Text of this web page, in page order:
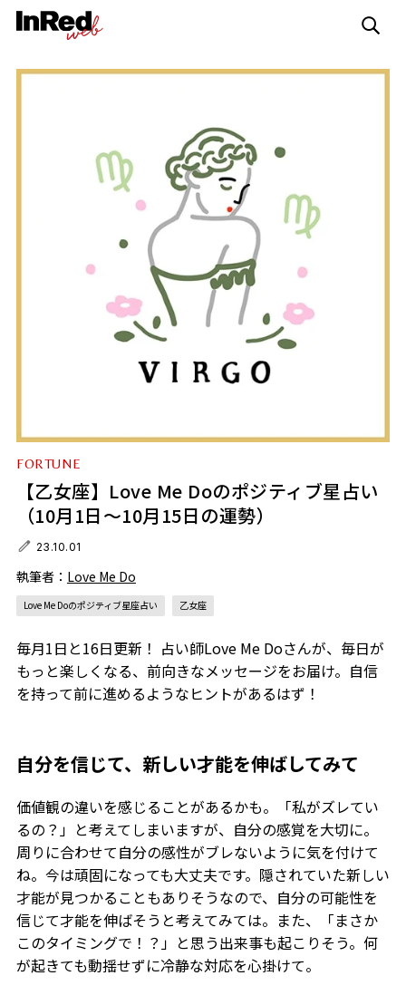
FORTUNE
【乙女座】Love Me Doのポジティブ星占い
（10月1日～10月15日の運勢）
23.10.01
執筆者： Love Me Do
Love Me Doのポジティブ星座占い 乙女座
毎月1日と16日更新！ 占い師Love Me Doさんが、毎日が
もっと楽しくなる、前向きなメッセージをお届け。自信
を持って前に進めるようなヒントがあるはず！
自分を信じて、新しい才能を伸ばしてみて
価値観の違いを感じることがあるかも。「私がズレてい
るの？」と考えてしまいますが、自分の感覚を大切に。
周りに合わせて自分の感性がブレないように気を付けて
ね。今は頑固になっても大丈夫です。隠されていた新しい
才能が見つかることもありそうなので、自分の可能性を
信じて才能を伸ばそうと考えてみては。また、「まさか
このタイミングで！？」と思う出来事も起こりそう。何
が起きても動揺せずに冷静な対応を心掛けて。